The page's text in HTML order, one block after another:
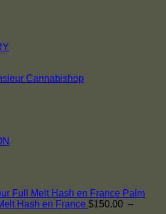
Palm
Hash en France $150.00 –